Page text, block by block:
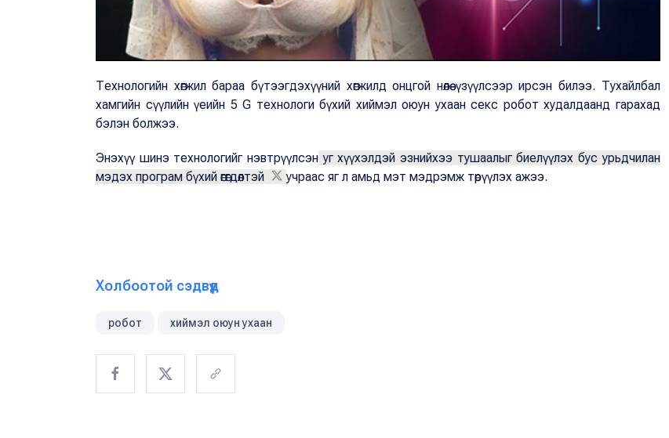
Технологийн хөгжил бараа бүтээгдэхүүний хөгжилд онцгой нөлөө үзүүлсээр ирсэн билээ. Тухайлбал
хамгийн сүүлийн үеийн 5 G технологи бүхий хиймэл оюун ухаан секс робот худалдаанд гарахад
бэлэн болжээ.
Энэхүү шинэ технологийг нэвтрүүлсэн уг хүүхэлдэй эзнийхээ тушаалыг биелүүлэх бус урьдчилан
мэдэх програм бүхий өгөгдөлтэй
учраас яг л амьд мэт мэдрэмж төрүүлэх ажээ.
Холбоотой сэдвүүд
робот хиймэл оюун ухаан